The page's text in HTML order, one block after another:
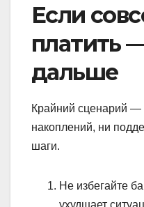
Если
платить
дальше
Крайний сценарий —
накоплений, ни
шаги.
Не избегайте
ухудшает